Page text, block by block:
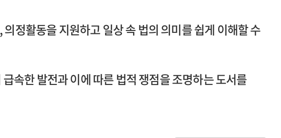
정활동을 지원하고 일상 속 법의 의미를 쉽게 이해할 수
속한 발전과 이에 따른 법적 쟁점을 조명하는 도서를